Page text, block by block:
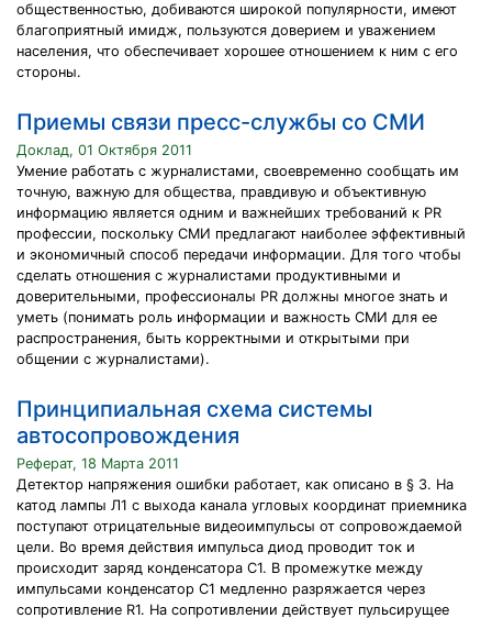
общественностью, добиваются широкой популярности, имеют
благоприятный имидж, пользуются доверием и уважением
населения, что обеспечивает хорошее отношением к ним с его
стороны.
Приемы связи пресс-службы со СМИ
Доклад, 01 Октября 2011
Умение работать с журналистами, своевременно сообщать им
точную, важную для общества, правдивую и объективную
информацию является одним и важнейших требований к PR
профессии, поскольку СМИ предлагают наиболее эффективный
и экономичный способ передачи информации. Для того чтобы
сделать отношения с журналистами продуктивными и
доверительными, профессионалы PR должны многое знать и
уметь (понимать роль информации и важность СМИ для ее
распространения, быть корректными и открытыми при
общении с журналистами).
Принципиальная схема системы
автосопровождения
Реферат, 18 Марта 2011
Детектор напряжения ошибки работает, как описано в § 3. На
катод лампы Л1 с выхода канала угловых координат приемника
поступают отрицательные видеоимпульсы от сопровождаемой
цели. Во время действия импульса диод проводит ток и
происходит заряд конденсатора С1. В промежутке между
импульсами конденсатор С1 медленно разряжается через
сопротивление R1. На сопротивлении действует пульсирущее